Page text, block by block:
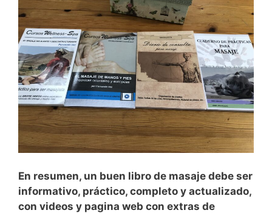
En resumen, un buen libro de masaje debe ser
informativo, práctico, completo y actualizado,
con videos y pagina web con extras de